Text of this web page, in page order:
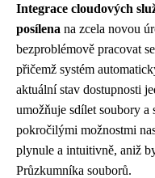
Integrace cloudových
posílena na zcela novou
bezproblémově pracovat
přičemž systém
aktuální stav dostupnosti
umožňuje sdílet soubory
pokročilými možnostmi
plynule a intuitivně, aniž
Průzkumníka souborů.